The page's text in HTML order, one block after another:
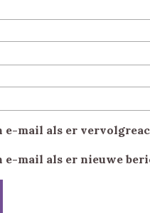
e-mail als er
e-mail als er nieuwe